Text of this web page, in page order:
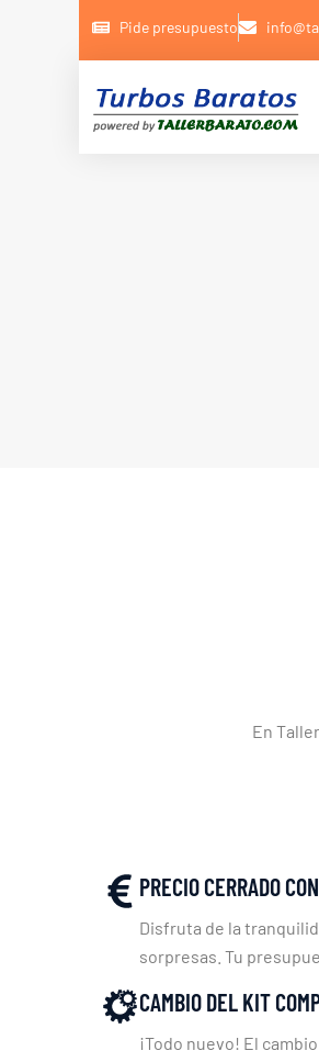
Pide presupuesto
En
PRECIO CERRADO
Disfruta de la
sorpresas. Tu
CAMBIO DEL KIT
¡Todo nuevo! El